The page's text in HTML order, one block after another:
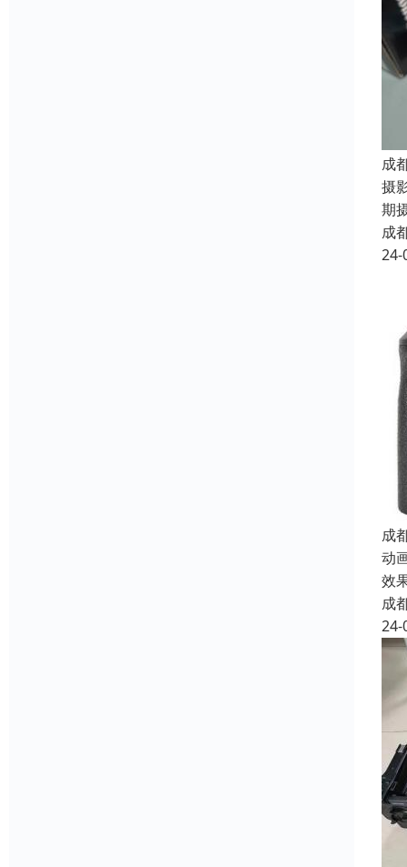
成
摄
期
成
24-
成
动
效
成
24-